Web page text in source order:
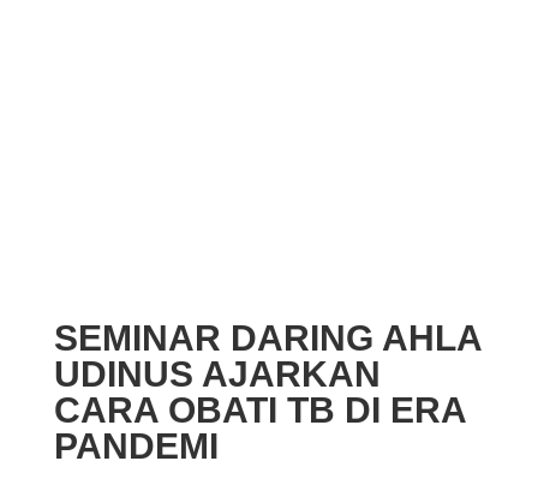
SEMINAR DARING AHLA
UDINUS AJARKAN
CARA OBATI TB DI ERA
PANDEMI